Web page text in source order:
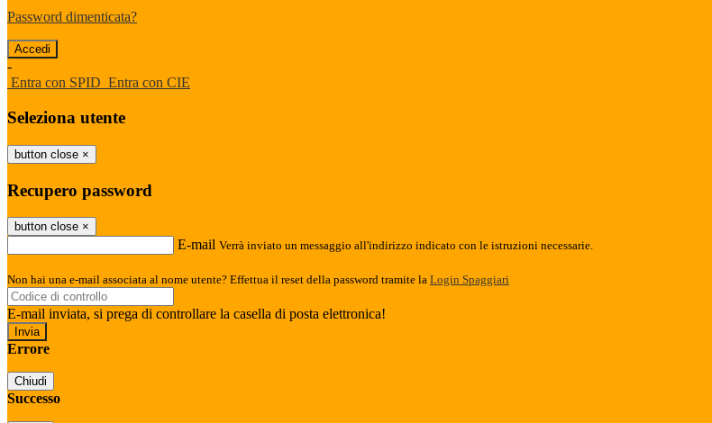
Password dimenticata?
-
Entra con SPID Entra con CIE
Seleziona utente
button close ×
Recupero password
button close ×
E-mail Verrà inviato un messaggio all'indirizzo indicato con le istruzioni necessarie.
Non hai una e-mail associata al nome utente? Effettua il reset della password tramite la Login Spaggiari
E-mail inviata, si prega di controllare la casella di posta elettronica!
Errore
Chiudi
Successo